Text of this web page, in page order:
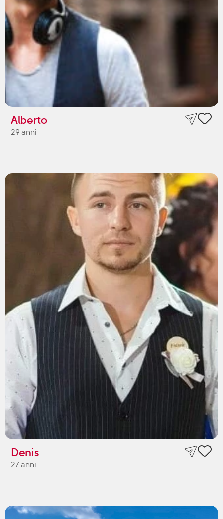
Alberto
29 anni
Denis
27 anni